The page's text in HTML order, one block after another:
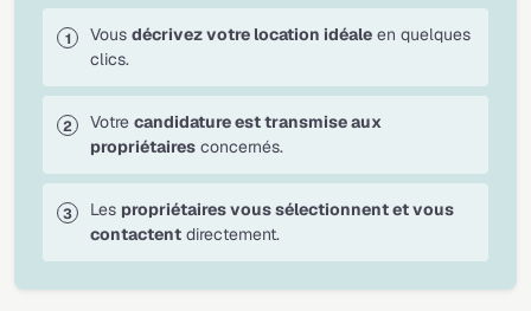
Vous décrivez votre location idéale en quelques
clics.
Votre candidature est transmise aux
propriétaires concernés.
Les propriétaires vous sélectionnent et vous
contactent directement.